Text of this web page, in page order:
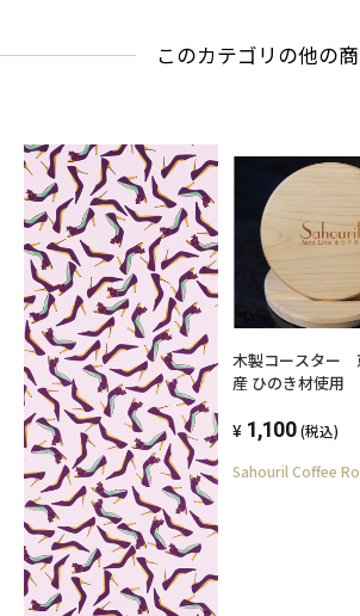
このカテゴリの他の
木製コースター
産 ひのき材使用
1,100 (税込)
Sahouril Coffee